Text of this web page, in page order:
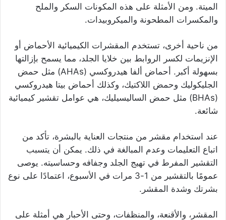
الميتة. ومن الأمثلة على هذه المكونات السكر والملح
والمكسرات المطحونة والميكروبيدات.
من ناحية أخرى، تستخدم المقشرات الكيميائية الأحماض أو
الإنزيمات لكسر الروابط بين خلايا الجلد، مما يسمح بإزالتها
بسهولة أكبر. أحماض ألفا هيدروكسي (AHAs) مثل حمض
الجليكوليك وحمض اللاكتيك، وكذلك أحماض بيتا هيدروكسي
(BHAs) مثل حمض الساليسيليك، هي عوامل تقشير كيميائية
شائعة.
عند استخدام مقشر من منتجات العناية بالبشرة، تأكد من
اتباع التعليمات وعدم المبالغة في ذلك. يمكن أن يتسبب
التقشير المفرط في تهيج الجلد وجفافه وحساسيته. يوصى
عمومًا بالتقشير من 1-3 مرات في الأسبوع، اعتمادًا على نوع
بشرتك وشدة المقشر.
المقشر، والأقنعة، والمنظفات، وحتى الأحبار هي أمثلة على